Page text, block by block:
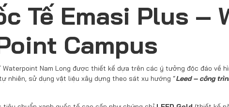
Tế Emasi Plus –
Campus
Waterpoint Nam Long được thiết kế dựa trên các ý tưởng độc đáo về
nhiên, sử dụng vật liệu xây dựng theo sát xu hướng “Leed – công